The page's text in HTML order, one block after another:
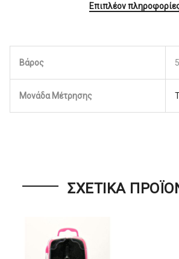
Επιπλέον
Βάρος
Μονάδα Μέτρησης
ΣΧΕΤΙΚΆ